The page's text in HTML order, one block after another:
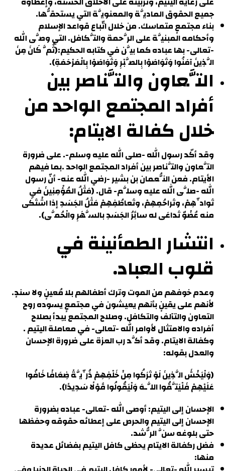
جميع الحقوق الماديَّة والمعنويَّة التي يستحقُّها.
بناء مجتمعٍ متماسك. من خلال اتّباع قواعد الإسلام
وأحكامه المبنيَّة على الرَّحمة والتَّكافل. التي وصَّى الله
-تعالى- بها عباده كما بيَّن في كتابه الحكيم:(ثُمَّ كَانَ مِنَ
الَّذِينَ آمَنُوا وَتَوَاصَوْا بِالصَّبْرِ وَتَوَاصَوْا بِالْمَرْحَمَةِ).
التَّعاون والتَّناصر بين
أفراد المجتمع الواحد من
خلال كفالة الايتام:
وقد أكّد رسول الله -صلى الله عليه وسلم-. على ضرورة
التَّعاون والتَّناصر بين أفراد المجتمع الواحد .بما فيهم
الأيتام. فعن النُّعمان بن بشير -رضي الله عنه- أنّ رسول
الله -صلَّى الله عليه وسلَّم- قال. (مَثَلُ المُؤْمِنِينَ في
تَوادِّهِمْ، وتَراحُمِهِمْ، وتَعاطُفِهِمْ مَثَلُ الجَسَدِ إذا اشْتَكَى
منه عُضْوٌ تَداعَى له سائِرُ الجَسَدِ بالسَّهَرِ والْحُمَّى).
انتشار الطمأنينة في
قلوب العباد.
وعدم خوفهم من الموت وترك أطفالهم بلا مُعينٍ ولا سندٍ.
لأنهم على يقينٍ بأنهم يعيشون في مجتمعٍ يسوده روح
التعاون والتآلف والتكافل. وصلاح المجتمع يبدأ بصلاح
أفراده والامتثال لأوامر الله -تعالى- في معاملة اليتيم .
وكفالة الايتام. وقد أكَّد رب العزة على ضرورة الإحسان
والعدل بقوله:
(وَلْيَخْشَ الَّذِينَ لَوْ تَرَكُوا مِنْ خَلْفِهِمْ ذُرِّيَّةً ضِعَافًا خَافُوا
عَلَيْهِمْ فَلْيَتَّقُوا اللَّـهَ وَلْيَقُولُوا قَوْلًا سَدِيدًا).
الإحسان إلى اليتيم: أوصى الله -تعالى- عباده بضرورة
الإحسان إلى اليتيم والحرص على إعطائه حقوقه وحفظها
حتى بلوغه سنَّ الرُّشد.
فضل ركفالة الايتام يحظى كافل اليتيم بفضائل عديدة
منها: